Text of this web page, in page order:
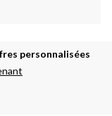
personnalisées